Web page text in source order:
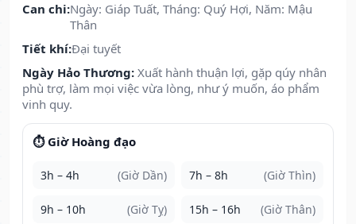
Can chi:Ngày: Giáp Tuất, Tháng: Quý Hợi, Năm: Mậu
Thân
Tiết khí:Đại tuyết
Ngày Hảo Thương: Xuất hành thuận lợi, gặp qúy nhân
phù trợ, làm mọi việc vừa lòng, như ý muốn, áo phẩm
vinh quy.
⏱️ Giờ Hoàng đạo
3h – 4h (Giờ Dần) 7h – 8h (Giờ Thìn)
9h – 10h (Giờ Tỵ) 15h – 16h (Giờ Thân)